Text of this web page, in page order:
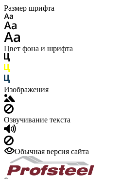
Размер шрифта
Цвет фона и шрифта
Изображения
Озвучивание текста
Обычная версия сайта